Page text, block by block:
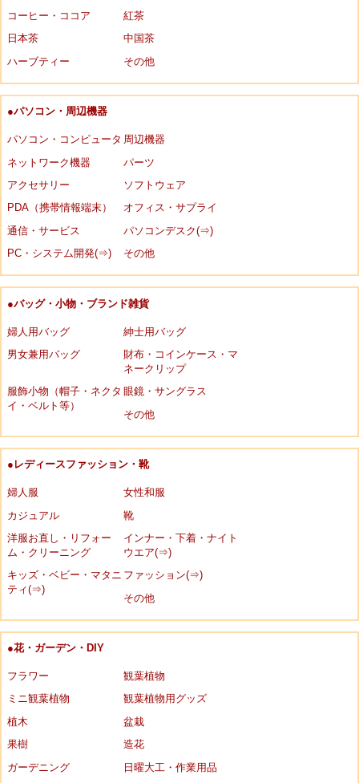
コーヒー・ココア
紅茶
日本茶
中国茶
ハーブティー
その他
●パソコン・周辺機器
パソコン・コンピュータ 周辺機器
ネットワーク機器
パーツ
アクセサリー
ソフトウェア
PDA（携帯情報端末）
オフィス・サプライ
通信・サービス
パソコンデスク(⇒)
PC・システム開発(⇒)
その他
●バッグ・小物・ブランド雑貨
婦人用バッグ
紳士用バッグ
男女兼用バッグ
財布・コインケース・マ
ネークリップ
服飾小物（帽子・ネクタ
イ・ベルト等）
眼鏡・サングラス
その他
●レディースファッション・靴
婦人服
女性和服
カジュアル
靴
洋服お直し・リフォー
ム・クリーニング
インナー・下着・ナイト
ウエア(⇒)
キッズ・ベビー・マタニ
ティ(⇒)
ファッション(⇒)
その他
●花・ガーデン・DIY
フラワー
観葉植物
ミニ観葉植物
観葉植物用グッズ
植木
盆栽
果樹
造花
ガーデニング
日曜大工・作業用品